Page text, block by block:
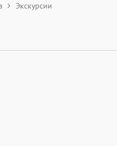
Экскурсии